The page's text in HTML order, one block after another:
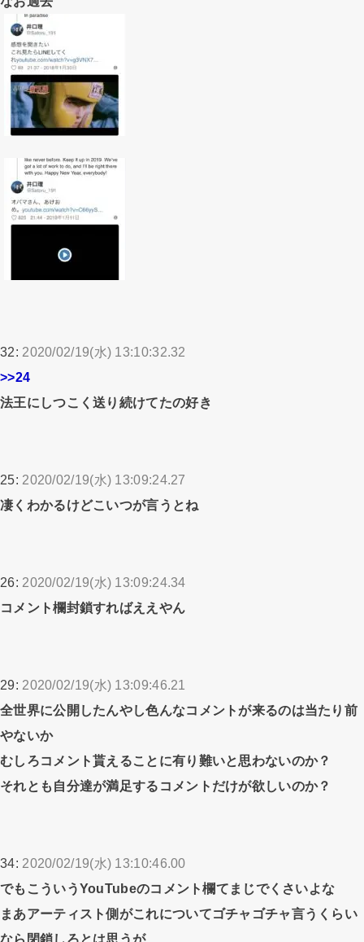
32: 2020/02/19(水) 13:10:32.32
>>24
法王にしつこく送り続けてたの好き
25: 2020/02/19(水) 13:09:24.27
凄くわかるけどこいつが言うとね
26: 2020/02/19(水) 13:09:24.34
コメント欄封鎖すればええやん
29: 2020/02/19(水) 13:09:46.21
全世界に公開したんやし色んなコメントが来るのは当たり前
やないか
むしろコメント貰えることに有り難いと思わないのか？
それとも自分達が満足するコメントだけが欲しいのか？
34: 2020/02/19(水) 13:10:46.00
でもこういうYouTubeのコメント欄てまじでくさいよな
まあアーティスト側がこれについてゴチャゴチャ言うくらい
なら閉鎖しろとは思うが